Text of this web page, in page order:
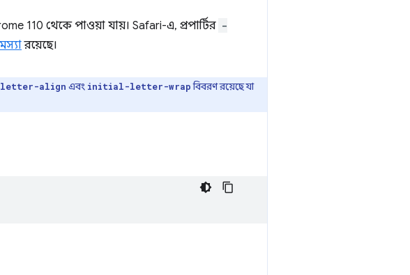
110 থেকে পাওয়া যায়। Safari-এ, প্রপার্টির -
রয়েছে।
align এবং initial-letter-wrapবিবরণ রয়েছে যা